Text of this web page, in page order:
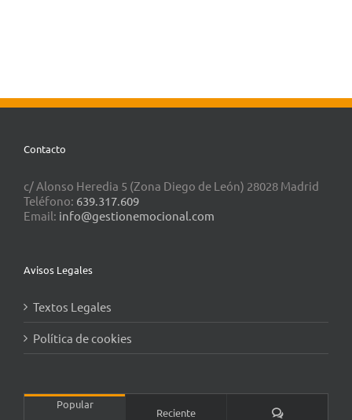
Contacto
c/ Alonso Heredia 5 (Zona Diego de León) 28028 Madrid
Teléfono: 639.317.609
Email: info@gestionemocional.com
Avisos Legales
Textos Legales
Política de cookies
Popular
Reciente Comentarios